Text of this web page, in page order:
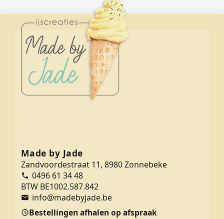
Made by Jade
Zandvoordestraat 11, 8980 Zonnebeke
0496 61 34 48
BTW BE1002.587.842
info@madebyjade.be
Bestellingen afhalen op afspraak